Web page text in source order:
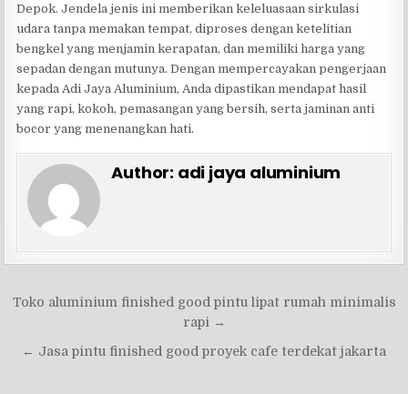
Depok. Jendela jenis ini memberikan keleluasaan sirkulasi
udara tanpa memakan tempat, diproses dengan ketelitian
bengkel yang menjamin kerapatan, dan memiliki harga yang
sepadan dengan mutunya. Dengan mempercayakan pengerjaan
kepada Adi Jaya Aluminium, Anda dipastikan mendapat hasil
yang rapi, kokoh, pemasangan yang bersih, serta jaminan anti
bocor yang menenangkan hati.
Author: adi jaya aluminium
Navigasi
Toko aluminium finished good pintu lipat rumah minimalis
rapi →
← Jasa pintu finished good proyek cafe terdekat jakarta